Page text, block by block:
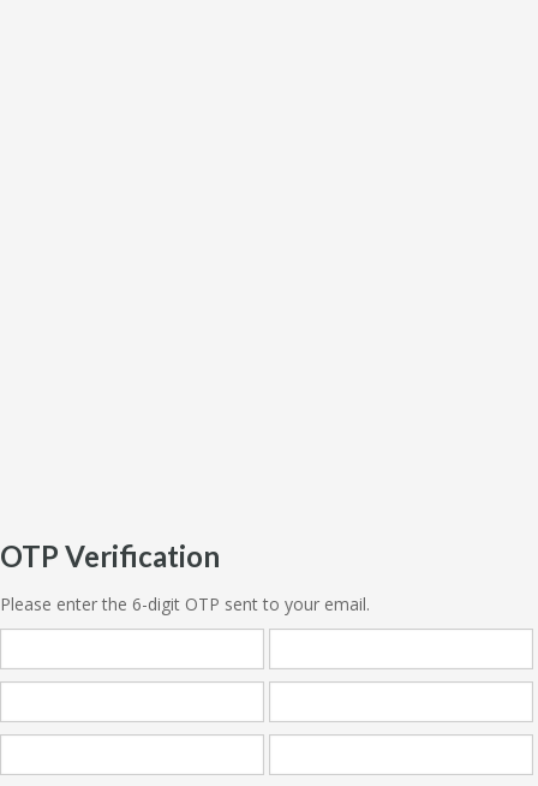
OTP Verification
Please enter the 6-digit OTP sent to your email.